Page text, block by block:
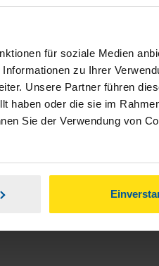
für soziale Medien
zu Ihrer
Unsere Partner führen
haben oder die sie im
Sie der Verwendung von